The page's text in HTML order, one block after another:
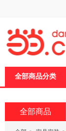
全部商品分类
全部商品
页
加